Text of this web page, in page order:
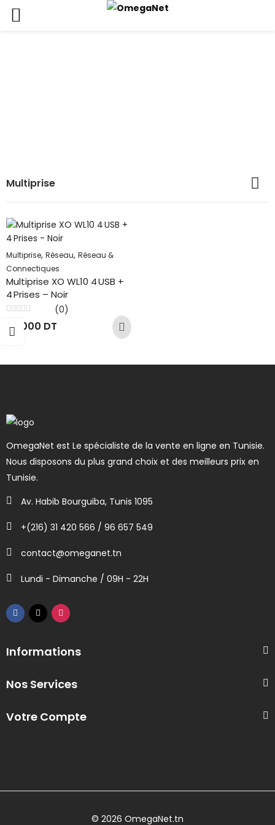
Multiprise
Multiprise, Réseau, Réseau &
Connectiques
Multiprise XO WL10 4 USB +
4 Prises – Noir
0
sur
(0)
85.000 DT
OmegaNet est Le spécialiste de la vente en ligne en Tunisie.
Nous disposons du plus grand choix et des meilleurs prix en
Tunisie.
Av. Habib Bourguiba, Tunis 1095
+(216) 31 420 566 / 96 657 549
contact@omeganet.tn
Lundi - Dimanche / 09H - 22H
Informations
Nos Services
Votre Compte
© 2026 OmegaNet.tn